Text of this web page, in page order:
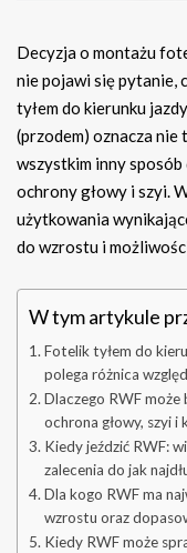
Decyzja o montażu
nie pojawi się pytanie,
tyłem do kierunku
(przodem) oznacza nie
wszystkim inny sposób
ochrony głowy i szyi.
użytkowania
do wzrostu i
W tym artykule
Fotelik tyłem do
polega różnica
Dlaczego RWF może
ochrona głowy, szyi i
Kiedy jeździć RWF:
zalecenia do jak
Dla kogo RWF ma
wzrostu oraz
Kiedy RWF może